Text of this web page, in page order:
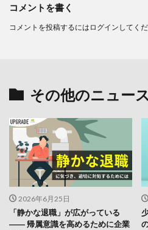
コメントを書く
コメントを投稿するには ログイン してくだ
その他のニュース
2026年6月25日
「静かな退職」が広がっている
―― 帰属意識を高めるために企業